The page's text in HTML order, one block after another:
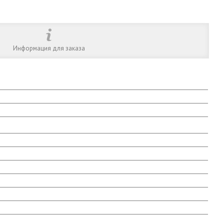
Информация для заказа